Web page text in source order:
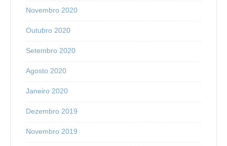
Novembro 2020
Outubro 2020
Setembro 2020
Agosto 2020
Janeiro 2020
Dezembro 2019
Novembro 2019